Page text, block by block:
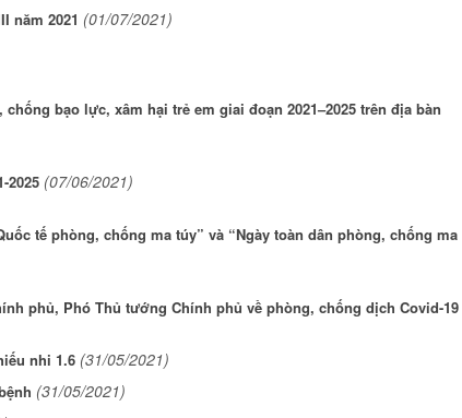
năm 2021 (01/07/2021)
bạo lực, xâm hại trẻ em giai đoạn 2021–2025 trên địa bàn
2025 (07/06/2021)
tế phòng, chống ma túy” và “Ngày toàn dân phòng, chống ma
phủ, Phó Thủ tướng Chính phủ về phòng, chống dịch Covid-19
nhi 1.6 (31/05/2021)
(31/05/2021)